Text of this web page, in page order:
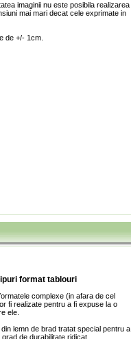
imaginii nu este posibila realizarea
mai mari decat cele exprimate in
de +/- 1cm.
format tablouri
complexe (in afara de cel
fi realizate pentru a fi expuse la o
ele.
lemn de brad tratat special pentru a
de durabilitate ridicat.